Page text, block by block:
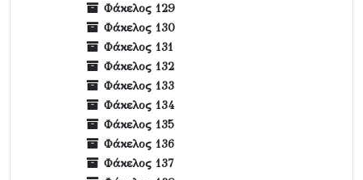
Φάκελος 129
Φάκελος 130
Φάκελος 131
Φάκελος 132
Φάκελος 133
Φάκελος 134
Φάκελος 135
Φάκελος 136
Φάκελος 137